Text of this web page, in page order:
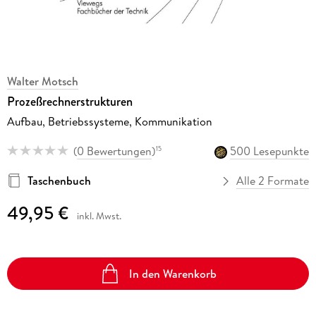
Walter Motsch
Prozeßrechnerstrukturen
Aufbau, Betriebssysteme, Kommunikation
(0 Bewertungen)15
500 Lesepunkte
Taschenbuch
Alle 2 Formate
49,95 € inkl. Mwst.
In den Warenkorb